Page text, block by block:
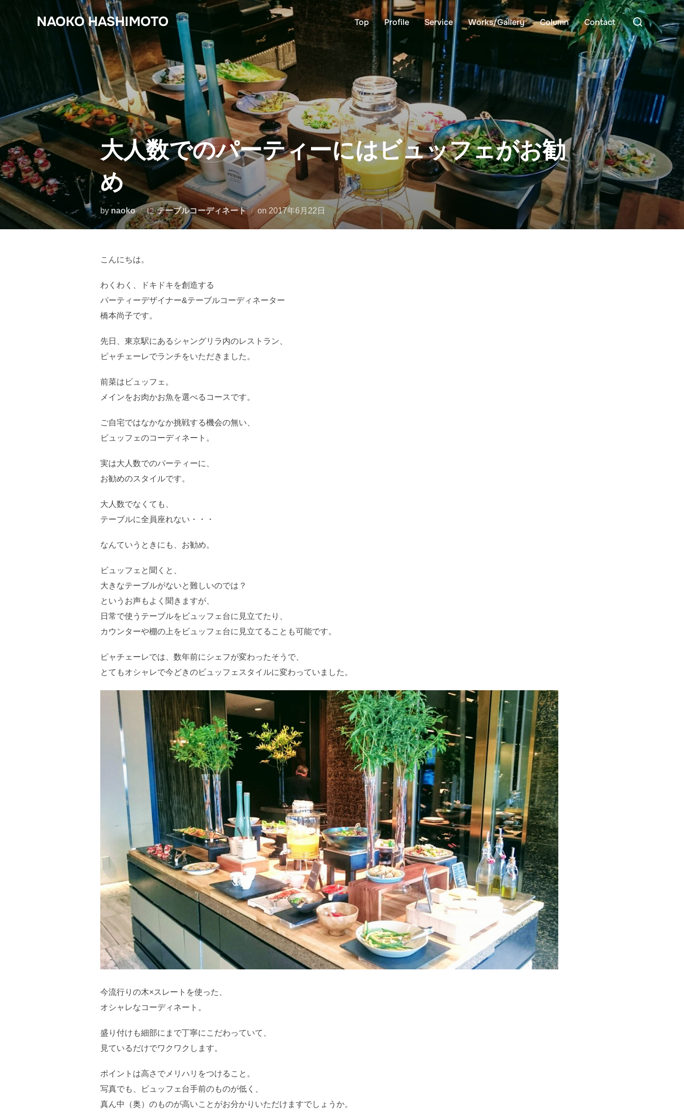
ッ
プ
NAOKO HASHIMOTO Top Profile Service Works/Gallery Column Contact
検
索
対
象:
大人数でのパーティーにはビュッフェがお勧
め
by naoko にテーブルコーディネート on 投
稿
2017年6月22日
こんにちは。
わくわく、ドキドキを創造する
パーティーデザイナー&テーブルコーディネーター
橋本尚子です。
先日、東京駅にあるシャングリラ内のレストラン、
ピャチェーレでランチをいただきました。
前菜はビュッフェ。
メインをお肉かお魚を選べるコースです。
ご自宅ではなかなか挑戦する機会の無い、
ビュッフェのコーディネート。
実は大人数でのパーティーに、
お勧めのスタイルです。
大人数でなくても、
テーブルに全員座れない・・・
なんていうときにも、お勧め。
ビュッフェと聞くと、
大きなテーブルがないと難しいのでは？
というお声もよく聞きますが、
日常で使うテーブルをビュッフェ台に見立てたり、
カウンターや棚の上をビュッフェ台に見立てることも可能です。
ピャチェーレでは、数年前にシェフが変わったそうで、
とてもオシャレで今どきのビュッフェスタイルに変わっていました。
今流行りの木×スレートを使った、
オシャレなコーディネート。
盛り付けも細部にまで丁寧にこだわっていて、
見ているだけでワクワクします。
ポイントは高さでメリハリをつけること。
写真でも、ビュッフェ台手前のものが低く、
真ん中（奥）のものが高いことがお分かりいただけますでしょうか。